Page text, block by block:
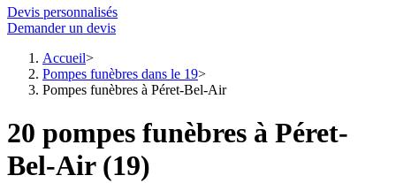
Devis personnalisés
Demander un devis
Accueil
Pompes funèbres dans le 19
Pompes funèbres à Péret-Bel-Air
20 pompes funèbres à Péret-
Bel-Air (19)